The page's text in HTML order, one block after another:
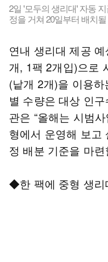
2일 '모두의 생리대' 자동
정을 거쳐 20일부터 배치
연내 생리대 제공
개, 1팩 2개입)으로
(낱개 2개)을 이용
별 수량은 대상 인
관은 “올해는 시범
형에서 운영해 보고
정 배분 기준을 마
◆한 팩에 중형 생리